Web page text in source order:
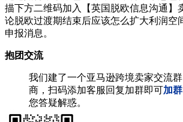
描下方二维码加入【英国脱欧信息沟通】
论脱欧过渡期结束后应该怎么扩大利润空
申报消息。
抱团交流
我们建了一个亚马逊跨境卖家交流
商，扫码添加客服回复加群即可加群
您答疑解惑。